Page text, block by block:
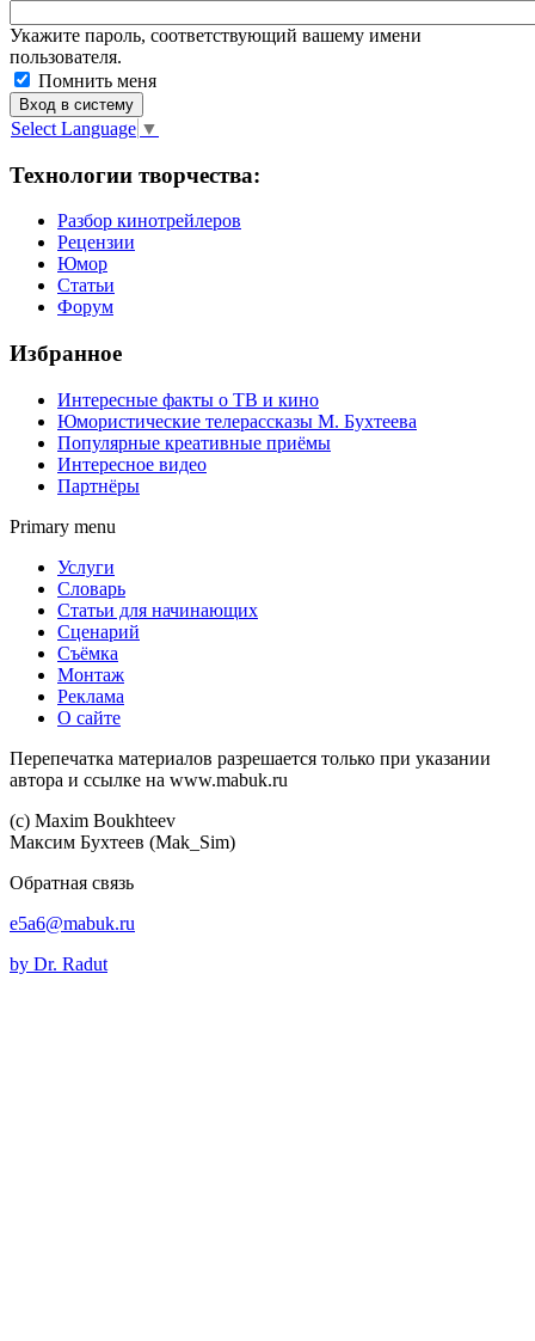
Укажите пароль, соответствующий вашему имени
пользователя.
Помнить меня
Select Language ▼
Технологии творчества:
Разбор кинотрейлеров
Рецензии
Юмор
Статьи
Форум
Избранное
Интересные факты о ТВ и кино
Юмористические телерассказы М. Бухтеева
Популярные креативные приёмы
Интересное видео
Партнёры
Primary menu
Услуги
Словарь
Статьи для начинающих
Сценарий
Съёмка
Монтаж
Реклама
О сайте
Перепечатка материалов разрешается только при указании
автора и ссылке на www.mabuk.ru
(c) Maхim Boukhteev
Максим Бухтеев (Mak_Sim)
Обратная связь
e5a6@mabuk.ru
by Dr. Radut